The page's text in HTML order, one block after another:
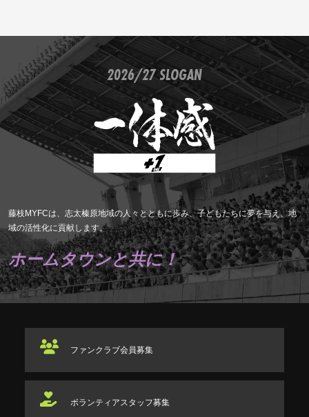
2026/27 SLOGAN
藤枝MYFCは、志太榛原地域の人々とともに歩み、子どもたちに夢を与え、地
域の活性化に貢献します。
ホームタウンと共に！
ファンクラブ会員募集
ボランティアスタッフ募集